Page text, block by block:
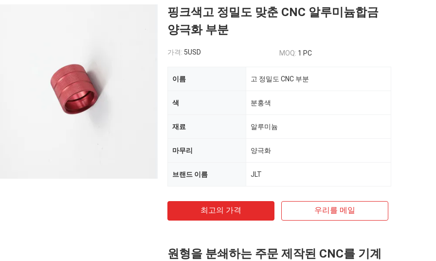
핑크색고 정밀도 맞춘 CNC 알루미늄합금
양극화 부분
가격: 5USD MOQ: 1 PC
이름 고 정밀도 CNC 부분
색 분홍색
재료 알루미늄
마무리 양극화
브랜드 이름 JLT
최고의 가격 우리를 메일
원형을 분쇄하는 주문 제작된 CNC를 기계